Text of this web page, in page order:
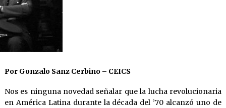
Por Gonzalo Sanz Cerbino – CEICS
Nos es ninguna novedad señalar que la lucha revolucionaria
en América Latina durante la década del ’70 alcanzó uno de